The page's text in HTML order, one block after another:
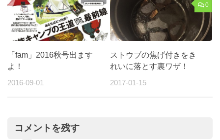
「fam」2016秋号出ます
よ！
2016-09-01
0
ストウブの焦げ付きをき
れいに落とす裏ワザ！
2017-01-15
コメントを残す